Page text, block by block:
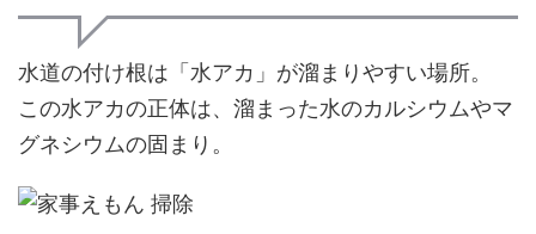
水道の付け根は「水アカ」が溜まりやすい場所。
この水アカの正体は、溜まった水のカルシウムやマ
グネシウムの固まり。